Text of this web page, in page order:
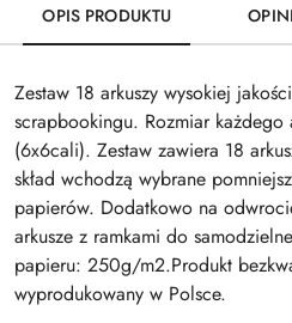
OPIS PRODUKTU
Zestaw 18 arkuszy wysokiej
scrapbookingu. Rozmiar
(6x6cali). Zestaw zawiera 18
skład wchodzą wybrane
papierów. Dodatkowo na
arkusze z ramkami do
papieru: 250g/m2.Produkt
wyprodukowany w Polsce.